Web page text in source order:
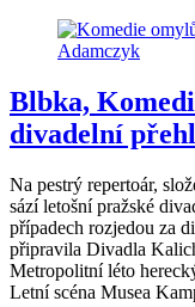
Blbka,
divadelní
Na pestrý repertoár,
sází letošní pražské
případech rozjedou za
připravila Divadla
Metropolitní léto
Letní scéna Musea